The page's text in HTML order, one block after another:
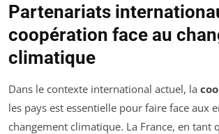
Partenariats
coopération face au
climatique
Dans le contexte international actuel, la
les pays est essentielle pour faire face aux
changement climatique. La France, en tant